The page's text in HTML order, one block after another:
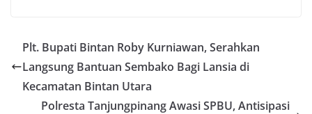
Plt. Bupati Bintan Roby Kurniawan, Serahkan
Langsung Bantuan Sembako Bagi Lansia di
Kecamatan Bintan Utara
Polresta Tanjungpinang Awasi SPBU, Antisipasi